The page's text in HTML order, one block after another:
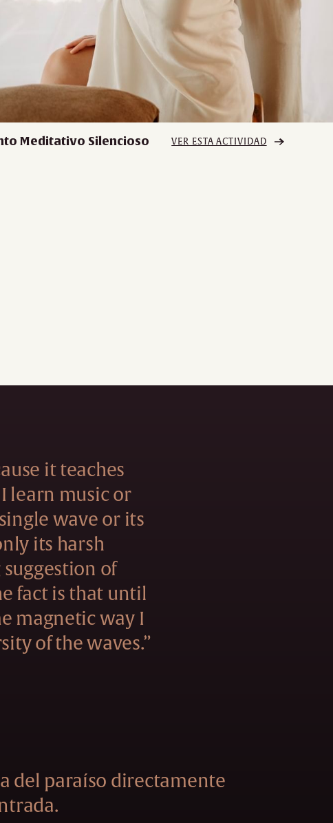
Meditativo Silencioso VER ESTA ACTIVIDAD
it teaches
learn music or
wave or its
its harsh
of
fact is that until
magnetic way I
of the waves.”
del paraíso directamente